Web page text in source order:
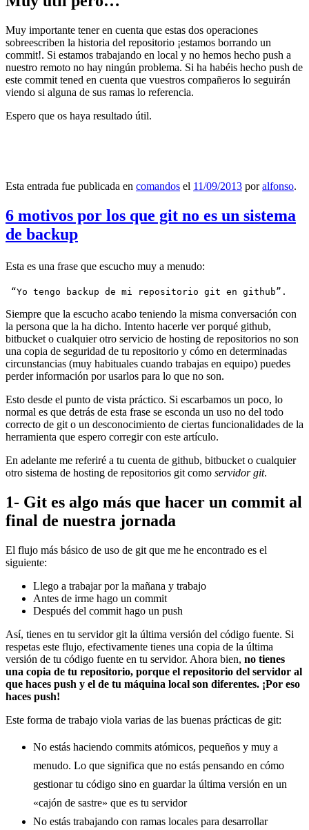
Muy importante tener en cuenta que estas dos operaciones
sobreescriben la historia del repositorio ¡estamos borrando un
commit!. Si estamos trabajando en local y no hemos hecho push a
nuestro remoto no hay ningún problema. Si ha habéis hecho push de
este commit tened en cuenta que vuestros compañeros lo seguirán
viendo si alguna de sus ramas lo referencia.
Espero que os haya resultado útil.
Esta entrada fue publicada en comandos el 11/09/2013 poralfonso.
6 motivos por los que git no es un sistema
de backup
Esta es una frase que escucho muy a menudo:
“Yo tengo backup de mi repositorio git en github”.
Siempre que la escucho acabo teniendo la misma conversación con
la persona que la ha dicho. Intento hacerle ver porqué github,
bitbucket o cualquier otro servicio de hosting de repositorios no son
una copia de seguridad de tu repositorio y cómo en determinadas
circunstancias (muy habituales cuando trabajas en equipo) puedes
perder información por usarlos para lo que no son.
Esto desde el punto de vista práctico. Si escarbamos un poco, lo
normal es que detrás de esta frase se esconda un uso no del todo
correcto de git o un desconocimiento de ciertas funcionalidades de la
herramienta que espero corregir con este artículo.
En adelante me referiré a tu cuenta de github, bitbucket o cualquier
otro sistema de hosting de repositorios git como servidor git.
1- Git es algo más que hacer un commit al
final de nuestra jornada
El flujo más básico de uso de git que me he encontrado es el
siguiente:
Llego a trabajar por la mañana y trabajo
Antes de irme hago un commit
Después del commit hago un push
Así, tienes en tu servidor git la última versión del código fuente. Si
respetas este flujo, efectivamente tienes una copia de la última
versión de tu código fuente en tu servidor. Ahora bien, no tienes
una copia de tu repositorio, porque el repositorio del servidor al
que haces push y el de tu máquina local son diferentes. ¡Por eso
haces push!
Este forma de trabajo viola varias de las buenas prácticas de git:
No estás haciendo commits atómicos, pequeños y muy a
menudo. Lo que significa que no estás pensando en cómo
gestionar tu código sino en guardar la última versión en un
«cajón de sastre» que es tu servidor
No estás trabajando con ramas locales para desarrollar